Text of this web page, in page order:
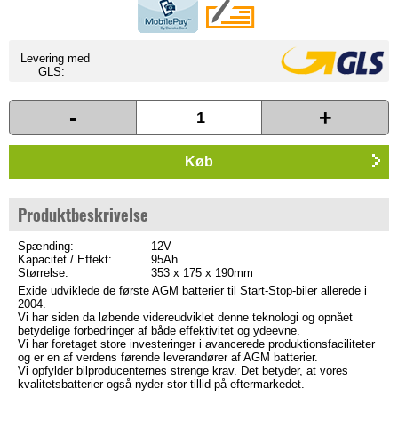
Levering med
GLS:
- +
Køb
Produktbeskrivelse
Spænding:
12V
Kapacitet / Effekt:
95Ah
Størrelse:
353 x 175 x 190mm
Exide udviklede de første AGM batterier til Start-Stop-biler allerede i
2004.
Vi har siden da løbende videreudviklet denne teknologi og opnået
betydelige forbedringer af både effektivitet og ydeevne.
Vi har foretaget store investeringer i avancerede produktionsfaciliteter
og er en af verdens førende leverandører af AGM batterier.
Vi opfylder bilproducenternes strenge krav. Det betyder, at vores
kvalitetsbatterier også nyder stor tillid på eftermarkedet.